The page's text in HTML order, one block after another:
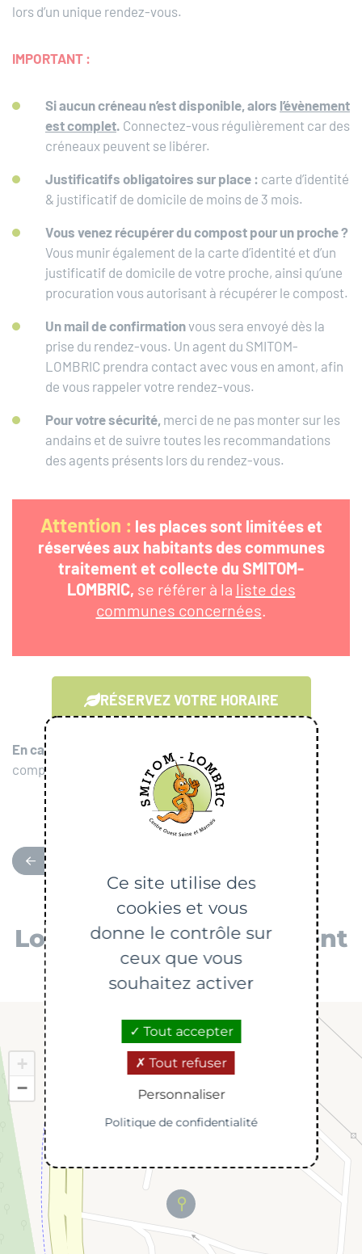
lors d’un unique rendez-vous.
IMPORTANT :
Si aucun créneau n’est disponible, alors l’évènement
est complet. Connectez-vous régulièrement car des
créneaux peuvent se libérer.
Justificatifs obligatoires sur place : carte d’identité
& justificatif de domicile de moins de 3 mois.
Vous venez récupérer du compost pour un proche ?
Vous munir également de la carte d’identité et d’un
justificatif de domicile de votre proche, ainsi qu’une
procuration vous autorisant à récupérer le compost.
Un mail de confirmationvous sera envoyé dès la
prise du rendez-vous. Un agent du SMITOM-
LOMBRIC prendra contact avec vous en amont, afin
de vous rappeler votre rendez-vous.
Pour votre sécurité, merci de ne pas monter sur les
andains et de suivre toutes les recommandations
des agents présents lors du rendez-vous.
Attention : les places sont limitées et
réservées aux habitants des communes
traitement et collecte du SMITOM-
LOMBRIC, se référer à la liste des
communes concernées.
RÉSERVEZ VOTRE HORAIRE
En cas de problème de connexion
compostage@lombric.com
Localiser mon évènement
+
−
Ce site utilise des
cookies et vous
donne le contrôle sur
ceux que vous
souhaitez activer
Tout accepter
Tout refuser
Personnaliser
Politique de confidentialité